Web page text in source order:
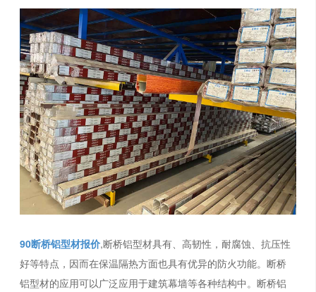
90断桥铝型材报价,断桥铝型材具有、高韧性，耐腐蚀、抗压性
好等特点，因而在保温隔热方面也具有优异的防火功能。断桥
铝型材的应用可以广泛应用于建筑幕墙等各种结构中。断桥铝